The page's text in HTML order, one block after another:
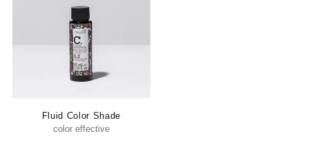
Fluid Color Shade
color effective